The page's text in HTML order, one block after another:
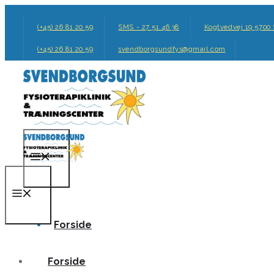
(+45) 26 81 20 59 SMS - 27 51 46 38 Kogtvedvej 19 5700
(+45) 26 81 20 59 svendborgsundfys@gmail.com
Menu
Forside
Forside